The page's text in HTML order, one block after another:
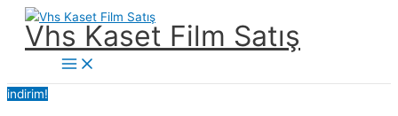
İçeriğe
Vhs Kaset Film Satış
Main
Menu
indirim!